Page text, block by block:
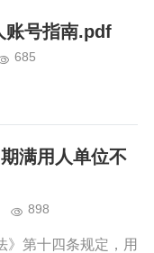
账号指南.pdf
685
满用人单位不
898
》第十四条规定，用